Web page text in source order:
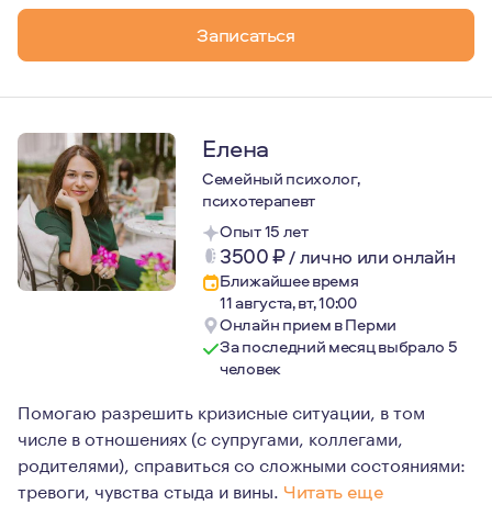
Психоаналитическая терапия не меняет судьбу, она
Записаться
Елена
Семейный психолог,
психотерапевт
Опыт 15 лет
3500₽/лично или онлайн
Ближайшее время
11 августа, вт, 10:00
Онлайн прием в Перми
За последний месяц выбрало 5
человек
Помогаю разрешить кризисные ситуации, в том
числе в отношениях (с супругами, коллегами,
родителями), справиться со сложными состояниями:
тревоги, чувства стыда и вины. Читать еще